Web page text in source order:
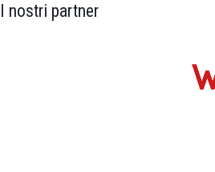
I nostri partner